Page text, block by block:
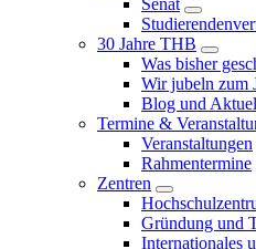
Senat
30 Jahre THB
Was bisher
Wir jubeln zum
Blog und
Termine &
Veranstaltungen
Rahmentermine
Zentren
Gründung und
Internationales